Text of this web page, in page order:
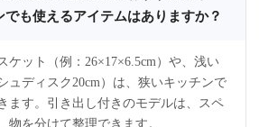
でも使えるアイテムはありますか？
ケット（例：26×17×6.5cm）や、浅い
ュディスク20cm）は、狭いキッチンで
ます。引き出し付きのモデルは、スペ
物を分けて整理できます。